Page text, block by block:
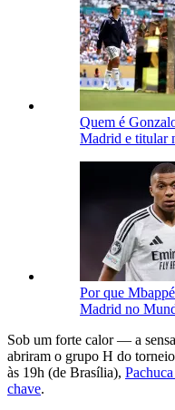
Quem é
Madrid e titular
Por que
Madrid no
Sob um forte calor — a
abriram o grupo H do
às 19h (de Brasília),
chave.